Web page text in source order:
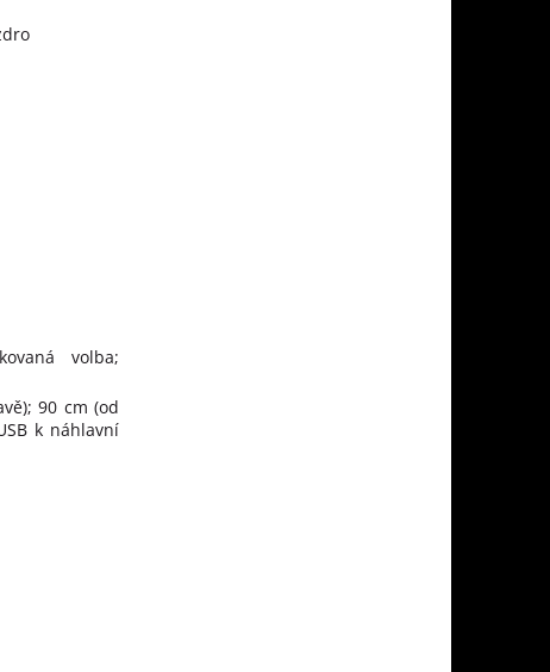
volba;
90 cm (od
k náhlavní